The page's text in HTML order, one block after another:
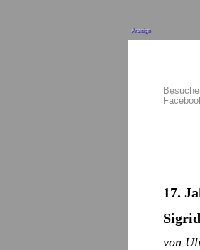
Anzeige
17.
von